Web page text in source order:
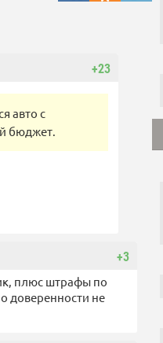
+23
авто с
бюджет.
+3
плюс штрафы по
доверенности не